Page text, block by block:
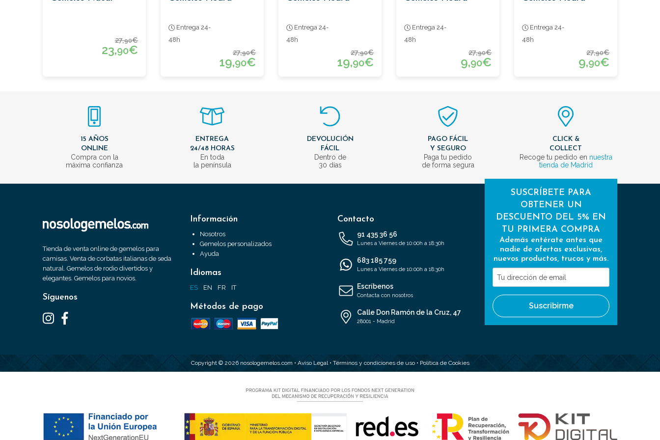
27,90€
23,90€
Entrega 24-
48h
27,90€
19,90€
Entrega 24-
48h
27,90€
19,90€
Entrega 24-
48h
27,90€
9,90€
Entrega 24-
48h
27,90€
9,90€
15 AÑOS
ONLINE
Compra con la
máxima confianza
ENTREGA
24/48 HORAS
En toda
la península
DEVOLUCIÓN
FÁCIL
Dentro de
30 días
PAGO FÁCIL
Y SEGURO
Paga tu pedido
de forma segura
CLICK &
COLLECT
Recoge tu pedido en nuestra
tienda de Madrid
Tienda de venta online de gemelos para
camisas. Venta de corbatas italianas de seda
natural. Gemelos de rodio divertidos y
elegantes. Gemelos para novios.
Síguenos
Información
Nosotros
Gemelos personalizados
Ayuda
Idiomas
ES EN FR IT
Métodos de pago
Contacto
91 435 36 56
Lunes a Viernes de 10:00h a 18:30h
683 185 759
Lunes a Viernes de 10:00h a 18:30h
Escríbenos
Contacta con nosotros
Calle Don Ramón de la Cruz, 47
28001 - Madrid
SUSCRÍBETE PARA
OBTENER UN
DESCUENTO DEL 5% EN
TU PRIMERA COMPRA
Además entérate antes que
nadie de ofertas exclusivas,
nuevos productos, trucos y más.
Tu
dirección
de
email
Suscribirme
Copyright © 2026 nosologemelos.com • Aviso Legal • Términos y condiciones de uso• Política de Cookies